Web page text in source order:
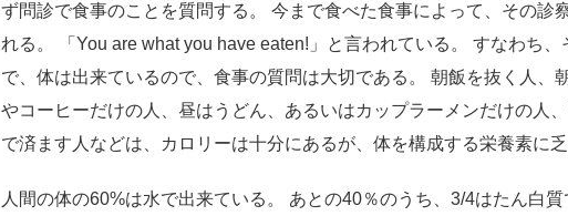
ず問診で食事のことを質問する。 今まで食べた食事によって、その診
れる。 「You are what you have eaten!」と言われている。 すなわち
で、体は出来ているので、食事の質問は大切である。 朝飯を抜く人、
やコーヒーだけの人、昼はうどん、あるいはカップラーメンだけの人
で済ます人などは、カロリーは十分にあるが、体を構成する栄養素に乏
人間の体の60%は水で出来ている。 あとの40％のうち、3/4はたん白